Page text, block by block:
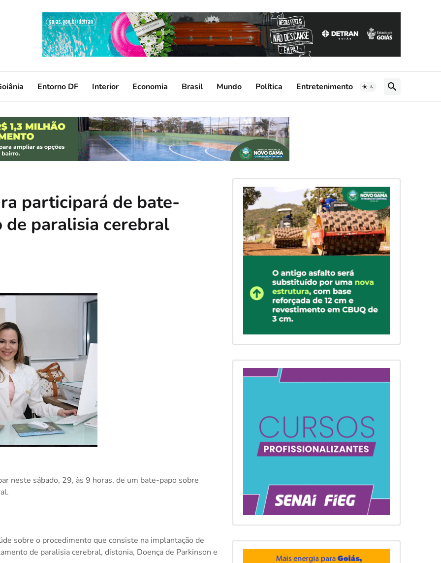
Entorno DF Interior Economia Brasil Mundo Política Entretenimento
participará de bate-
paralisia cerebral
neste sábado, 29, às 9 horas, de um bate-papo sobre
sobre o procedimento que consiste na implantação de
de paralisia cerebral, distonia, Doença de Parkinson e